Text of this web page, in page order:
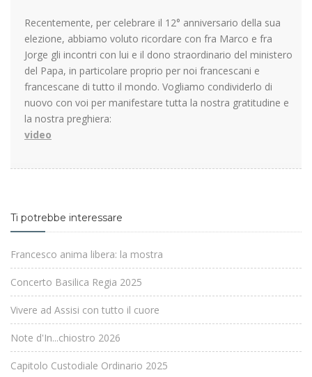
Recentemente, per celebrare il 12° anniversario della sua
elezione, abbiamo voluto ricordare con fra Marco e fra
Jorge gli incontri con lui e il dono straordinario del ministero
del Papa, in particolare proprio per noi francescani e
francescane di tutto il mondo. Vogliamo condividerlo di
nuovo con voi per manifestare tutta la nostra gratitudine e
la nostra preghiera:
video
Ti potrebbe interessare
Francesco anima libera: la mostra
Concerto Basilica Regia 2025
Vivere ad Assisi con tutto il cuore
Note d'In...chiostro 2026
Capitolo Custodiale Ordinario 2025